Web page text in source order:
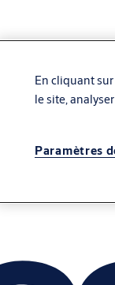
En cliquant
le site,
Paramètres